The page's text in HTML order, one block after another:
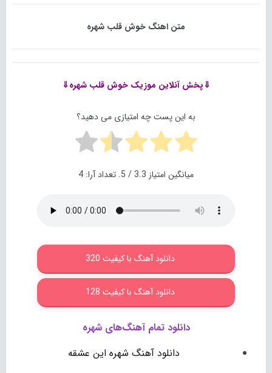
متن اهنگ خوش قلب شهره
⇓پخش آنلاین موزیکخوش قلب شهره⇓
به این پست چه امتیازی می دهید؟
میانگین امتیاز 3.3 / 5. تعداد آرا: 4
دانلود آهنگ با کیفیت 320
دانلود آهنگ با کیفیت 128
دانلود تمام آهنگ‌های شهره
دانلود آهنگ شهره این عشقه